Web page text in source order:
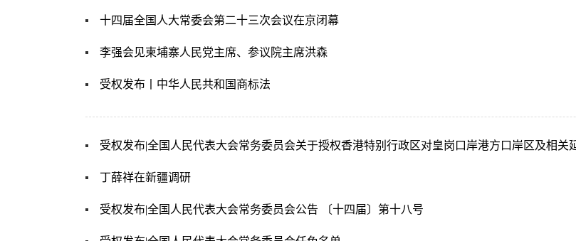
十四届全国人大常委会第二十三次会议在京闭幕
李强会见柬埔寨人民党主席、参议院主席洪森
受权发布丨中华人民共和国商标法
受权发布|全国人民代表大会常务委员会关于授权香港特别行政区对皇岗口岸港方口岸区及相关
丁薛祥在新疆调研
受权发布|全国人民代表大会常务委员会公告 〔十四届〕第十八号